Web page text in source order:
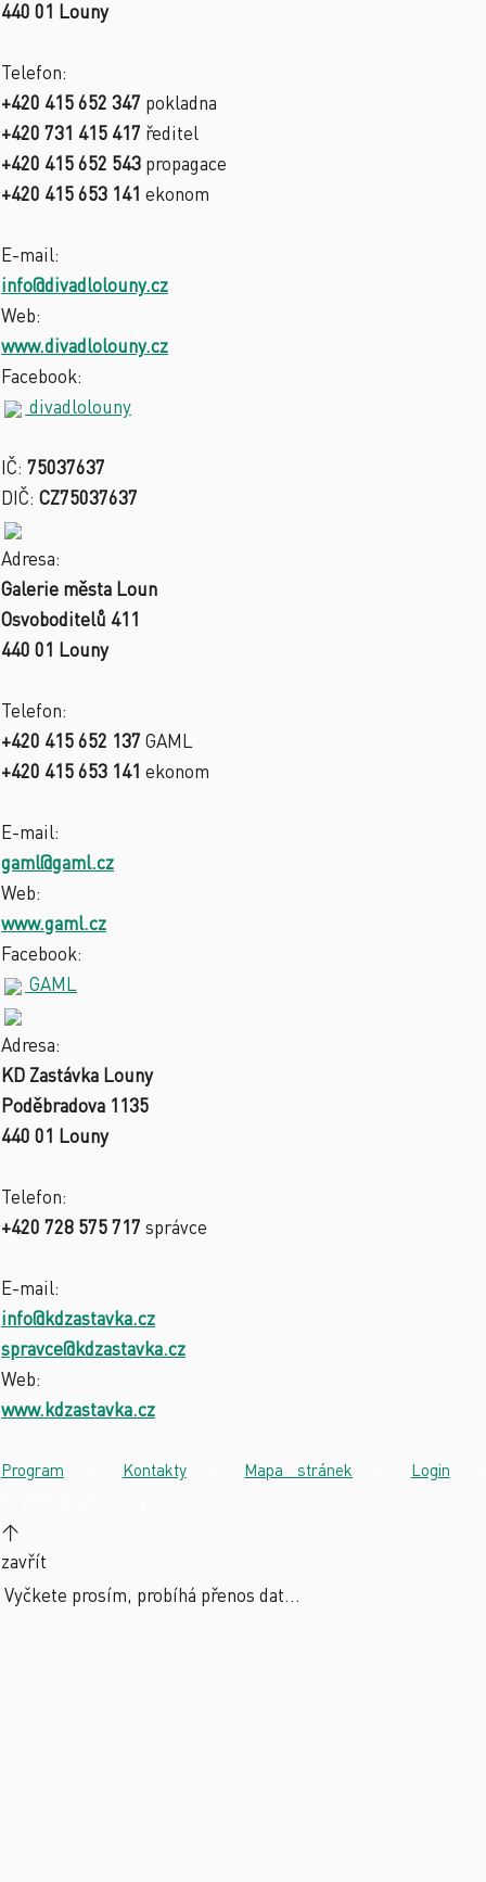
440 01 Louny
Telefon:
+420 415 652 347 pokladna
+420 731 415 417 ředitel
+420 415 652 543 propagace
+420 415 653 141 ekonom
E-mail:
info@divadlolouny.cz
Web:
www.divadlolouny.cz
Facebook:
divadlolouny
IČ: 75037637
DIČ: CZ75037637
Adresa:
Galerie města Loun
Osvoboditelů 411
440 01 Louny
Telefon:
+420 415 652 137 GAML
+420 415 653 141 ekonom
E-mail:
gaml@gaml.cz
Web:
www.gaml.cz
Facebook:
GAML
Adresa:
KD Zastávka Louny
Poděbradova 1135
440 01 Louny
Telefon:
+420 728 575 717 správce
E-mail:
info@kdzastavka.cz
spravce@kdzastavka.cz
Web:
www.kdzastavka.cz
Program Kontakty· Mapa stránek Login
↑
zavřít
Vyčkete prosím, probíhá přenos dat...